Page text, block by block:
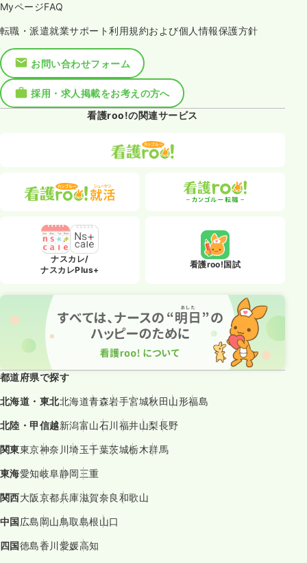
MyページFAQ
転職・派遣就業サポート利用規約および個人情報保護方針
お問い合わせフォーム
採用・求人掲載をお考えの方へ
看護roo!の関連サービス
ナスカレ/
ナスカレPlus+
看護roo!国試
都道府県で探す
北海道・東北北海道青森岩手宮城秋田山形福島
北陸・甲信越新潟富山石川福井山梨長野
関東東京神奈川埼玉千葉茨城栃木群馬
東海愛知岐阜静岡三重
関西大阪京都兵庫滋賀奈良和歌山
中国広島岡山鳥取島根山口
四国徳島香川愛媛高知